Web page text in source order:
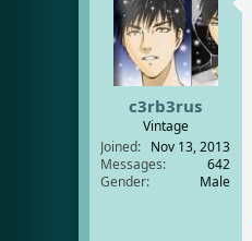
c3rb3rus
Vintage
Joined
Nov 13, 2013
Messages
642
Gender
Male